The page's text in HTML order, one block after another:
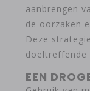
aanbrengen
de oorzaken
Deze
doeltreffende
EEN